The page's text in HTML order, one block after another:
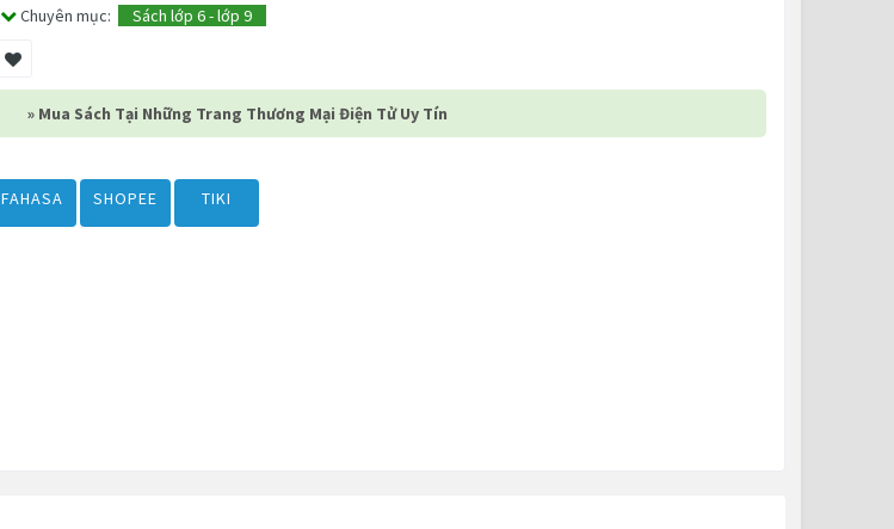
Chuyên mục: Sách lớp 6 - lớp 9
» Mua Sách Tại Những Trang Thương Mại Điện Tử Uy Tín
FAHASA SHOPEE TIKI